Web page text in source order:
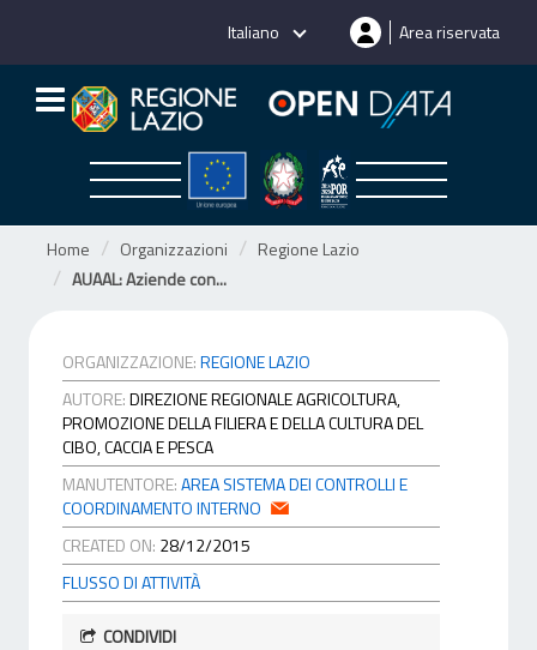
Italiano Area riservata
Home Organizzazioni
Regione Lazio
AUAAL: Aziende con...
ORGANIZZAZIONE:REGIONE LAZIO
AUTORE:DIREZIONE REGIONALE AGRICOLTURA,
PROMOZIONE DELLA FILIERA E DELLA CULTURA DEL
CIBO, CACCIA E PESCA
MANUTENTORE:AREA SISTEMA DEI CONTROLLI E
COORDINAMENTO INTERNO
CREATED ON: 28/12/2015
FLUSSO DI ATTIVITÀ
CONDIVIDI